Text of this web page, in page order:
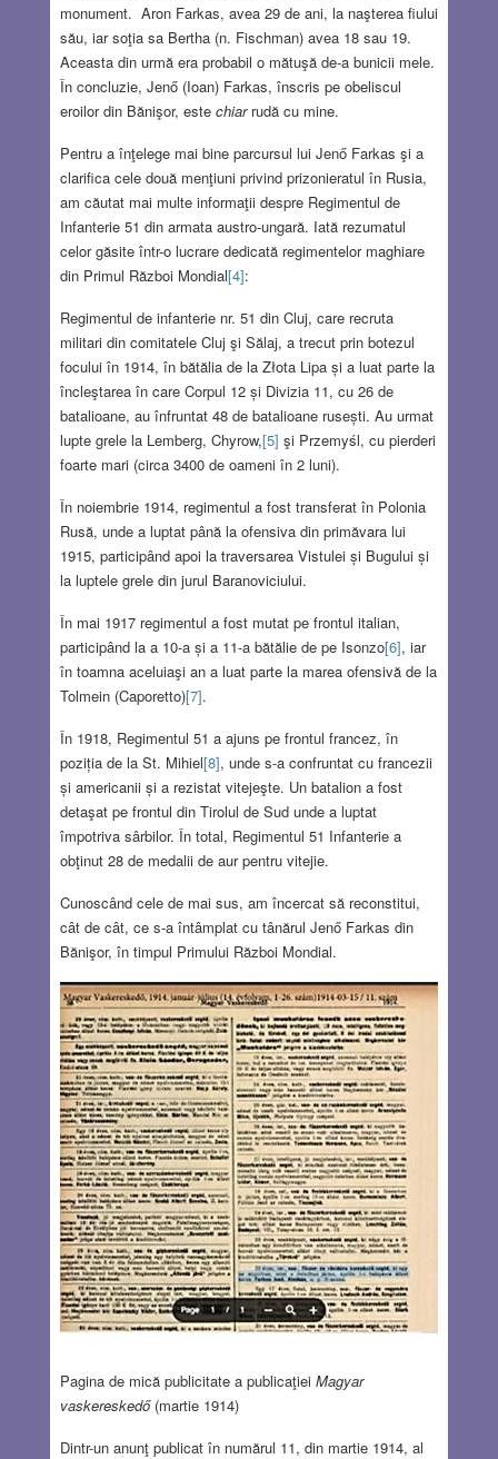
monument. Aron Farkas, avea 29 de ani, la naşterea fiului
său, iar soţia sa Bertha (n. Fischman) avea 18 sau 19.
Aceasta din urmă era probabil o mătuşă de-a bunicii mele.
În concluzie, Jenő (Ioan) Farkas, înscris pe obeliscul
eroilor din Bănişor, este chiarrudă cu mine.
Pentru a înţelege mai bine parcursul lui Jenő Farkas şi a
clarifica cele două menţiuni privind prizonieratul în Rusia,
am căutat mai multe informaţii despre Regimentul de
Infanterie 51 din armata austro-ungară. Iată rezumatul
celor găsite într-o lucrare dedicată regimentelor maghiare
din Primul Război Mondial[4]:
Regimentul de infanterie nr. 51 din Cluj, care recruta
militari din comitatele Cluj şi Sălaj, a trecut prin botezul
focului în 1914, în bătălia de la Złota Lipa și a luat parte la
încleştarea în care Corpul 12 și Divizia 11, cu 26 de
batalioane, au înfruntat 48 de batalioane rusești. Au urmat
lupte grele la Lemberg, Chyrow,[5] şi Przemyśl, cu pierderi
foarte mari (circa 3400 de oameni în 2 luni).
În noiembrie 1914, regimentul a fost transferat în Polonia
Rusă, unde a luptat până la ofensiva din primăvara lui
1915, participând apoi la traversarea Vistulei și Bugului și
la luptele grele din jurul Baranoviciului.
În mai 1917 regimentul a fost mutat pe frontul italian,
participând la a 10-a și a 11-a bătălie de pe Isonzo[6], iar
în toamna aceluiaşi an a luat parte la marea ofensivă de la
Tolmein (Caporetto)[7].
În 1918, Regimentul 51 a ajuns pe frontul francez, în
poziția de la St. Mihiel[8], unde s-a confruntat cu francezii
și americanii și a rezistat vitejeşte. Un batalion a fost
detaşat pe frontul din Tirolul de Sud unde a luptat
împotriva sârbilor. În total, Regimentul 51 Infanterie a
obţinut 28 de medalii de aur pentru vitejie.
Cunoscând cele de mai sus, am încercat să reconstitui,
cât de cât, ce s-a întâmplat cu tânărul Jenő Farkas din
Bănişor, în timpul Primului Război Mondial.
Pagina de mică publicitate a publicaţiei Magyar
vaskereskedő(martie 1914)
Dintr-un anunţ publicat în numărul 11, din martie 1914, al